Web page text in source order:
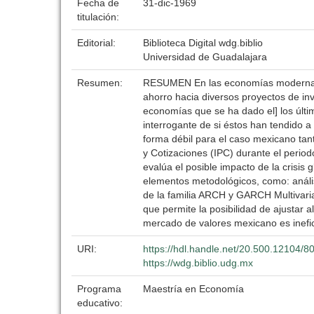
Fecha de
titulación:
31-dic-1969
Editorial:
Biblioteca Digital wdg.biblio
Universidad de Guadalajara
Resumen:
RESUMEN En las economías
ahorro hacia diversos proyectos de
economías que se ha dado el] los
interrogante de si éstos han tendido
forma débil para el caso mexicano
y Cotizaciones (IPC) durante el
evalúa el posible impacto de la crisis
elementos metodológicos, como:
de la familia ARCH y GARCH
que permite la posibilidad de ajustar
mercado de valores mexicano es
URI:
https://hdl.handle.net/20.500.12104/
https://wdg.biblio.udg.mx
Programa
educativo:
Maestría en Economía